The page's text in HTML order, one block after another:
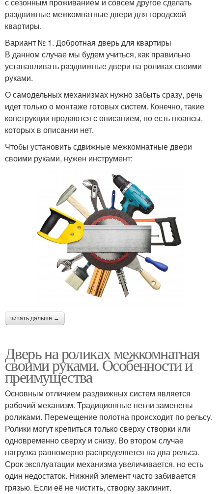
раздвижные межкомнатные двери для городской
квартиры.
Вариант № 1. Добротная дверь для квартиры
В данном случае мы будем учиться, как правильно
устанавливать раздвижные двери на роликах своими
руками.
О самодельных механизмах нужно забыть сразу, речь
идет только о монтаже готовых систем. Конечно, такие
конструкции продаются с описанием, но есть нюансы,
которых в описании нет.
Чтобы установить сдвижные межкомнатные двери
своими руками, нужен инструмент:
читать дальше →
Дверь на роликах межкомнатная
своими руками. Особенности и
преимущества
Основным отличием раздвижных систем является
рабочий механизм. Традиционные петли заменены
роликами. Перемещение полотна происходит по рельсу.
Ролики могут крепиться только сверху створки или
одновременно сверху и снизу. Во втором случае
нагрузка равномерно распределяется на два рельса.
Срок эксплуатации механизма увеличивается, но есть
один недостаток. Нижний элемент часто забивается
грязью. Если её не чистить, створку заклинит.